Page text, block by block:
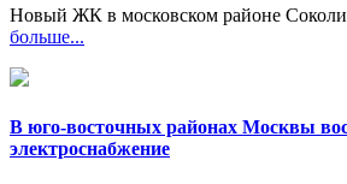
Новый ЖК в московском районе
больше...
В юго-восточных районах Москвы
электроснабжение